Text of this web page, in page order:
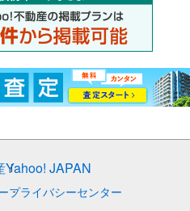
Yahoo! JAPAN
プライバシーセンター